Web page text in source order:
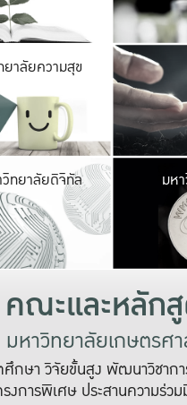
ยาลัยความสุข
ทยาลัยดิจิทัล มห
คณะและหลัก
มหาวิทยาลัยเกษตรศ
กษา วิจัยขั้นสูง พัฒนาวิชากา
รงการพิเศษ ประสานความร่ว